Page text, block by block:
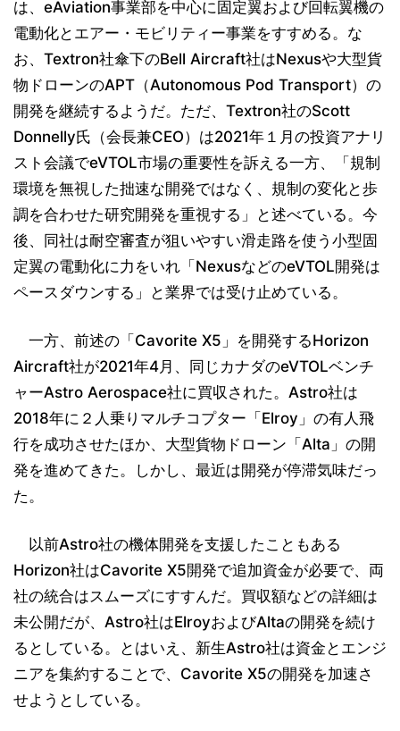
は、eAviation事業部を中心に固定翼および回転翼機の
電動化とエアー・モビリティー事業をすすめる。な
お、Textron社傘下のBell Aircraft社はNexusや大型貨
物ドローンのAPT（Autonomous Pod Transport）の
開発を継続するようだ。ただ、Textron社のScott
Donnelly氏（会長兼CEO）は2021年１月の投資アナリ
スト会議でeVTOL市場の重要性を訴える一方、「規制
環境を無視した拙速な開発ではなく、規制の変化と歩
調を合わせた研究開発を重視する」と述べている。今
後、同社は耐空審査が狙いやすい滑走路を使う小型固
定翼の電動化に力をいれ「NexusなどのeVTOL開発は
ペースダウンする」と業界では受け止めている。
一方、前述の「Cavorite X5」を開発するHorizon
Aircraft社が2021年4月、同じカナダのeVTOLベンチ
ャーAstro Aerospace社に買収された。Astro社は
2018年に２人乗りマルチコプター「Elroy」の有人飛
行を成功させたほか、大型貨物ドローン「Alta」の開
発を進めてきた。しかし、最近は開発が停滞気味だっ
た。
以前Astro社の機体開発を支援したこともある
Horizon社はCavorite X5開発で追加資金が必要で、両
社の統合はスムーズにすすんだ。買収額などの詳細は
未公開だが、Astro社はElroyおよびAltaの開発を続け
るとしている。とはいえ、新生Astro社は資金とエンジ
ニアを集約することで、Cavorite X5の開発を加速さ
せようとしている。